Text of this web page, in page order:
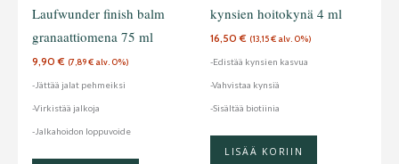
Laufwunder finish balm
granaattiomena 75 ml
9,90€ (7,89€ alv. 0%)
-Jättää jalat pehmeiksi
-Virkistää jalkoja
-Jalkahoidon loppuvoide
kynsien hoitokynä 4 ml
16,50€ (13,15€ alv. 0%)
-Edistää kynsien kasvua
-Vahvistaa kynsiä
-Sisältää biotiinia
LISÄÄ KORIIN